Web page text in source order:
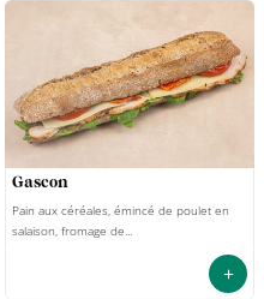
gascon
Pain aux céréales, émincé de poulet en
salaison, fromage de...
+